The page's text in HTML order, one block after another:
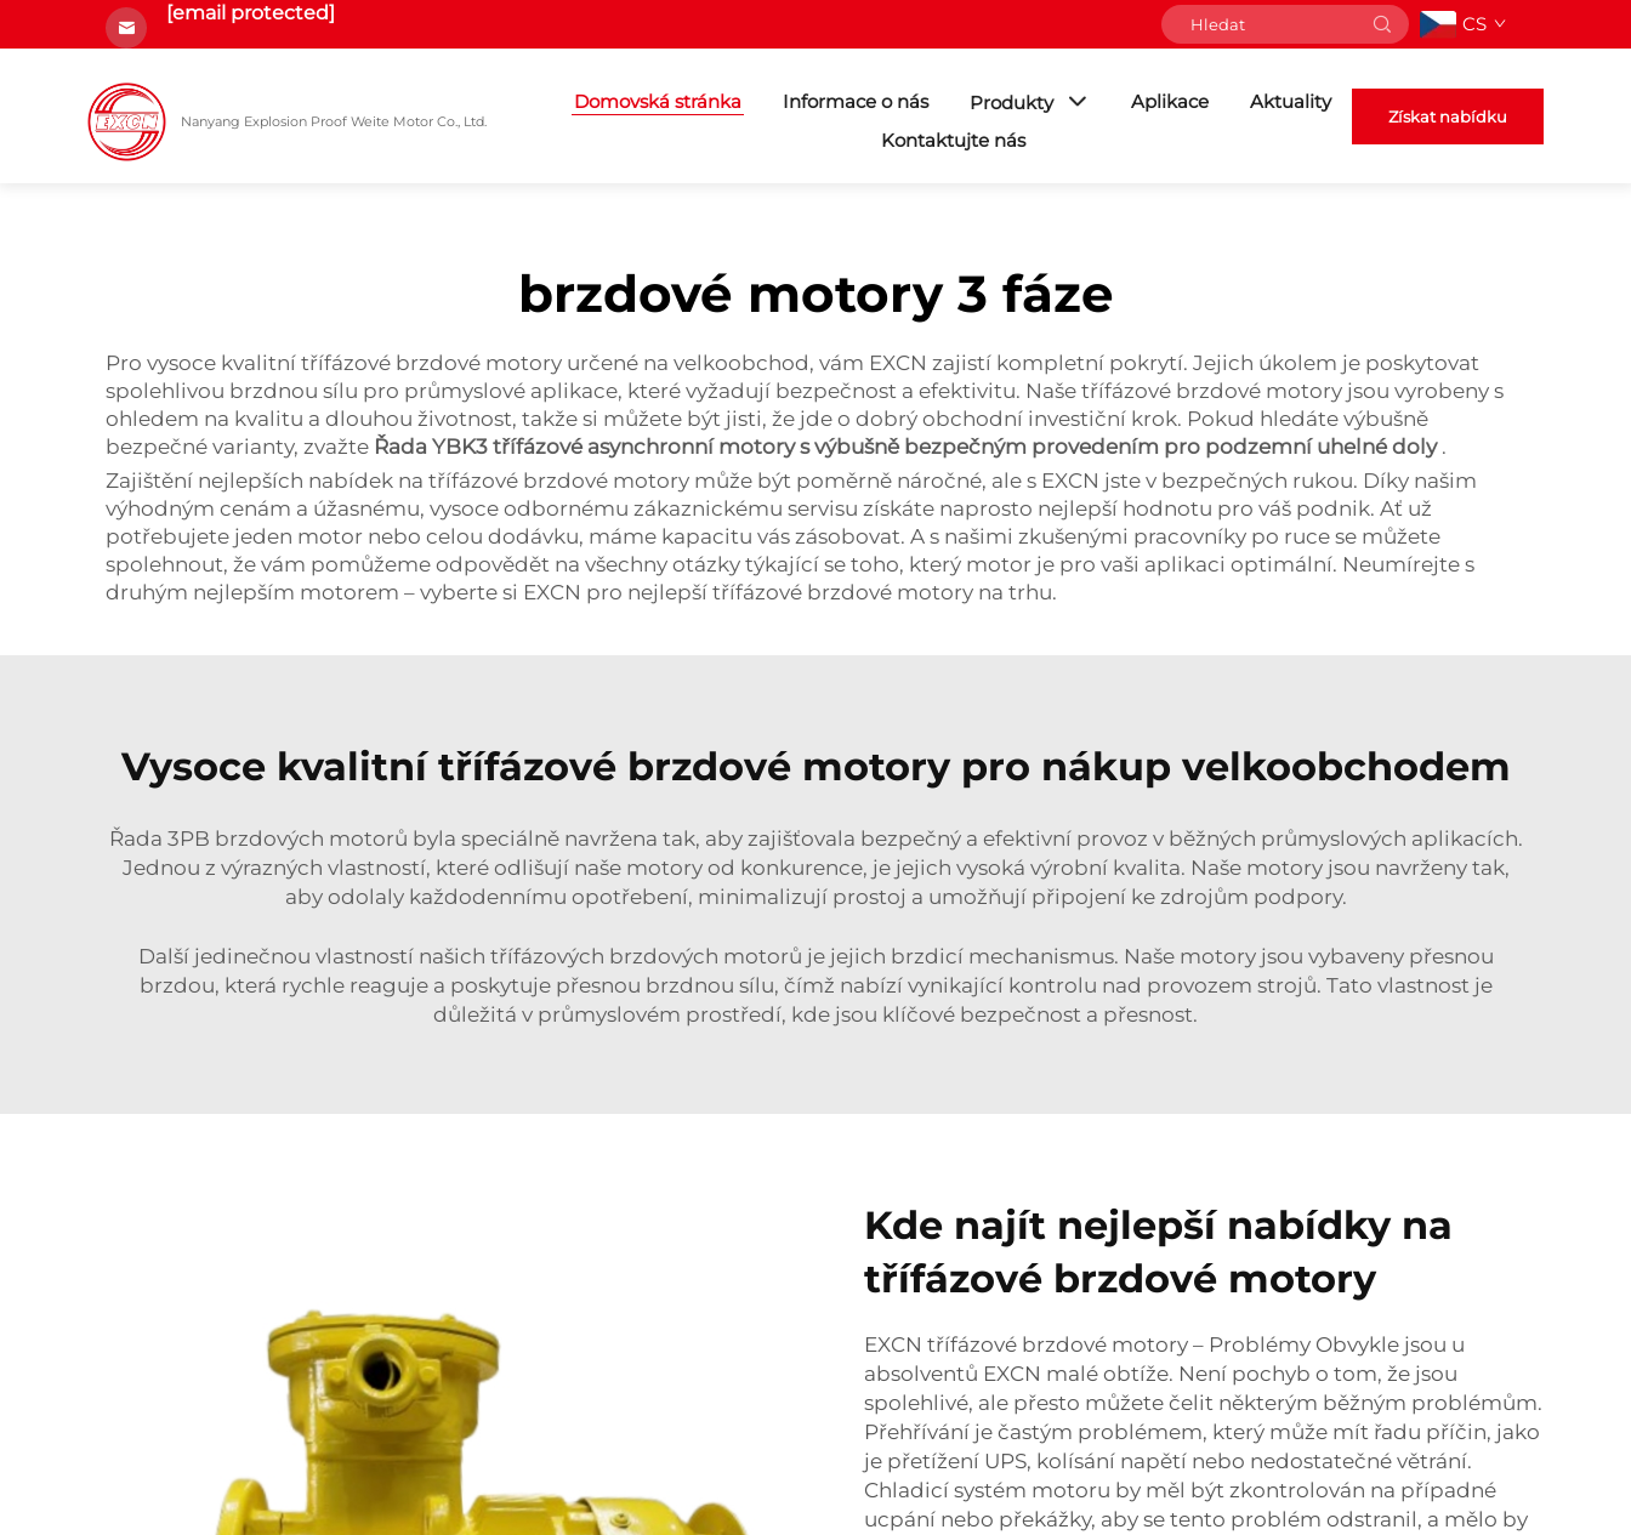
[email protected] CS
Nanyang Explosion Proof Weite Motor Co., Ltd.
Domovská stránka Informace o nás Produkty Aplikace
Aktuality
Kontaktujte nás
Získat nabídku
brzdové motory 3 fáze
Pro vysoce kvalitní třífázové brzdové motory určené na velkoobchod, vám EXCN zajistí kompletní pokrytí. Jejich úkolem je poskytovat
spolehlivou brzdnou sílu pro průmyslové aplikace, které vyžadují bezpečnost a efektivitu. Naše třífázové brzdové motory jsou vyrobeny s
ohledem na kvalitu a dlouhou životnost, takže si můžete být jisti, že jde o dobrý obchodní investiční krok. Pokud hledáte výbušně
bezpečné varianty, zvažte Řada YBK3 třífázové asynchronní motory s výbušně bezpečným provedením pro podzemní uhelné doly .
Zajištění nejlepších nabídek na třífázové brzdové motory může být poměrně náročné, ale s EXCN jste v bezpečných rukou. Díky našim
výhodným cenám a úžasnému, vysoce odbornému zákaznickému servisu získáte naprosto nejlepší hodnotu pro váš podnik. Ať už
potřebujete jeden motor nebo celou dodávku, máme kapacitu vás zásobovat. A s našimi zkušenými pracovníky po ruce se můžete
spolehnout, že vám pomůžeme odpovědět na všechny otázky týkající se toho, který motor je pro vaši aplikaci optimální. Neumírejte s
druhým nejlepším motorem – vyberte si EXCN pro nejlepší třífázové brzdové motory na trhu.
Vysoce kvalitní třífázové brzdové motory pro nákup velkoobchodem
Řada 3PB brzdových motorů byla speciálně navržena tak, aby zajišťovala bezpečný a efektivní provoz v běžných průmyslových aplikacích.
Jednou z výrazných vlastností, které odlišují naše motory od konkurence, je jejich vysoká výrobní kvalita. Naše motory jsou navrženy tak,
aby odolaly každodennímu opotřebení, minimalizují prostoj a umožňují připojení ke zdrojům podpory.
Další jedinečnou vlastností našich třífázových brzdových motorů je jejich brzdicí mechanismus. Naše motory jsou vybaveny přesnou
brzdou, která rychle reaguje a poskytuje přesnou brzdnou sílu, čímž nabízí vynikající kontrolu nad provozem strojů. Tato vlastnost je
důležitá v průmyslovém prostředí, kde jsou klíčové bezpečnost a přesnost.
Kde najít nejlepší nabídky na
třífázové brzdové motory
EXCN třífázové brzdové motory – Problémy Obvykle jsou u
absolventů EXCN malé obtíže. Není pochyb o tom, že jsou
spolehlivé, ale přesto můžete čelit některým běžným problémům.
Přehřívání je častým problémem, který může mít řadu příčin, jako
je přetížení UPS, kolísání napětí nebo nedostatečné větrání.
Chladicí systém motoru by měl být zkontrolován na případné
ucpání nebo překážky, aby se tento problém odstranil, a mělo by